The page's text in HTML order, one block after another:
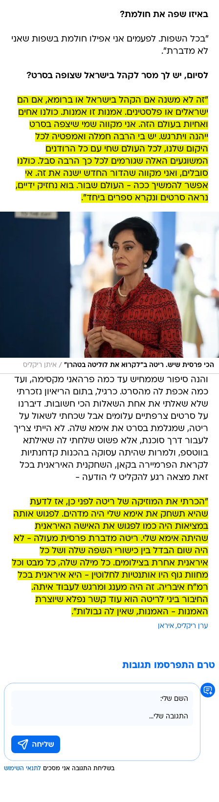
באיזו שפה את חולמת?
"בכל השפות. לפעמים אני אפילו חולמת בשפות שאני
לא מדברת".
לסיום, יש לך מסר לקהל בישראל שצופה בסרט?
"זה לא משנה אם הקהל בישראל או ברומא, אם הם
ישראלים או פלסטינים. אמנות זו אמנות. כולנו אחים
ואחיות בעולם הזה. אני מקווה שמי שיצפה בסרט
ייהנה ויתרגש. יש בי הרבה חמלה ואמפטיה לכל
היקום שלנו, לכל העולם שחי עם כל הרודנים
המשוגעים האלה שגורמים לכל כך הרבה סבל. כולנו
סובלים, ואני מקווה שהדור החדש ישנה את זה. אי
אפשר להמשיך ככה - העולם שבור. בוא נחזיק ידיים,
נראה סרטים ונקרא ספרים ביחד".
הכי פרסית שיש. ריטה ב"לקרוא את לוליטה בטהרן" / איתן ריקליס
והנה סיפור שממחיש עד כמה פרהאני מקסימה, ועד
כמה אכפת לה מהסרט. כרגיל, בתום הריאיון נזכרתי
שלא שאלתי את אחת השאלות הכי חשובות. דיברנו
על סרטים צרפתיים עלומים אבל שכחתי לשאול על
ריטה, שמגלמת בסרט את אימא שלה. לא הייתי צריך
לעבור דרך סוכנת, אלא פשוט שלחתי לה שאילתא
בווטספ, ולמרות שהיתה עסוקה בהכנות קדחנתיות
לקראת הפרמיירה בקאן, השחקנית האיראנית בכל
זאת מצאה רגע להקליט לי הודעה -
"הכרתי את המוזיקה של ריטה לפני כן, אז לדעת
שהיא תשחק את אימא שלי היה מדהים. לפגוש אותה
במציאות היה כמו לפגוש את האישה האיראנית
שהיתה אימא שלי. ריטה מדברת פרסית מעולה - לא
היה שום הבדל בין כישורי השפה שלה ושל כל
איראנית אחרת בצילומים. כל מילה שלה, כל מבט וכל
מחוות גוף היו אותנטיות לחלוטין - היא איראנית בכל
רמ"ח איבריה. זה היה מענג ומרגש לעבוד איתה.
החיבור ביני לריטה הוא עוד קשר נפלא שיוצרת
האמנות - האמנות, שאין לה גבולות".
ערן ריקליס איראן
טרם התפרסמו תגובות
בשליחת התגובה אני מסכים לתנאי השימוש